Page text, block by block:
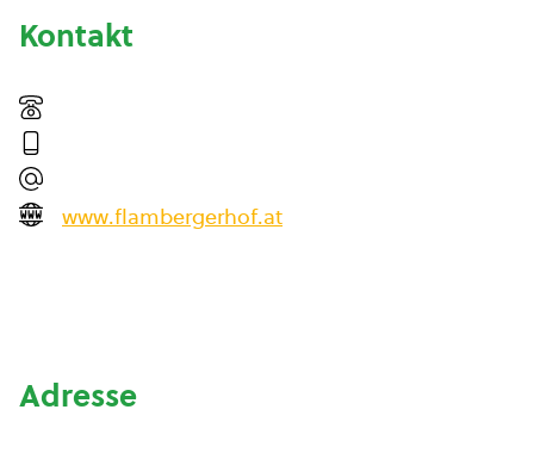
Kontakt
www.flambergerhof.at
Adresse